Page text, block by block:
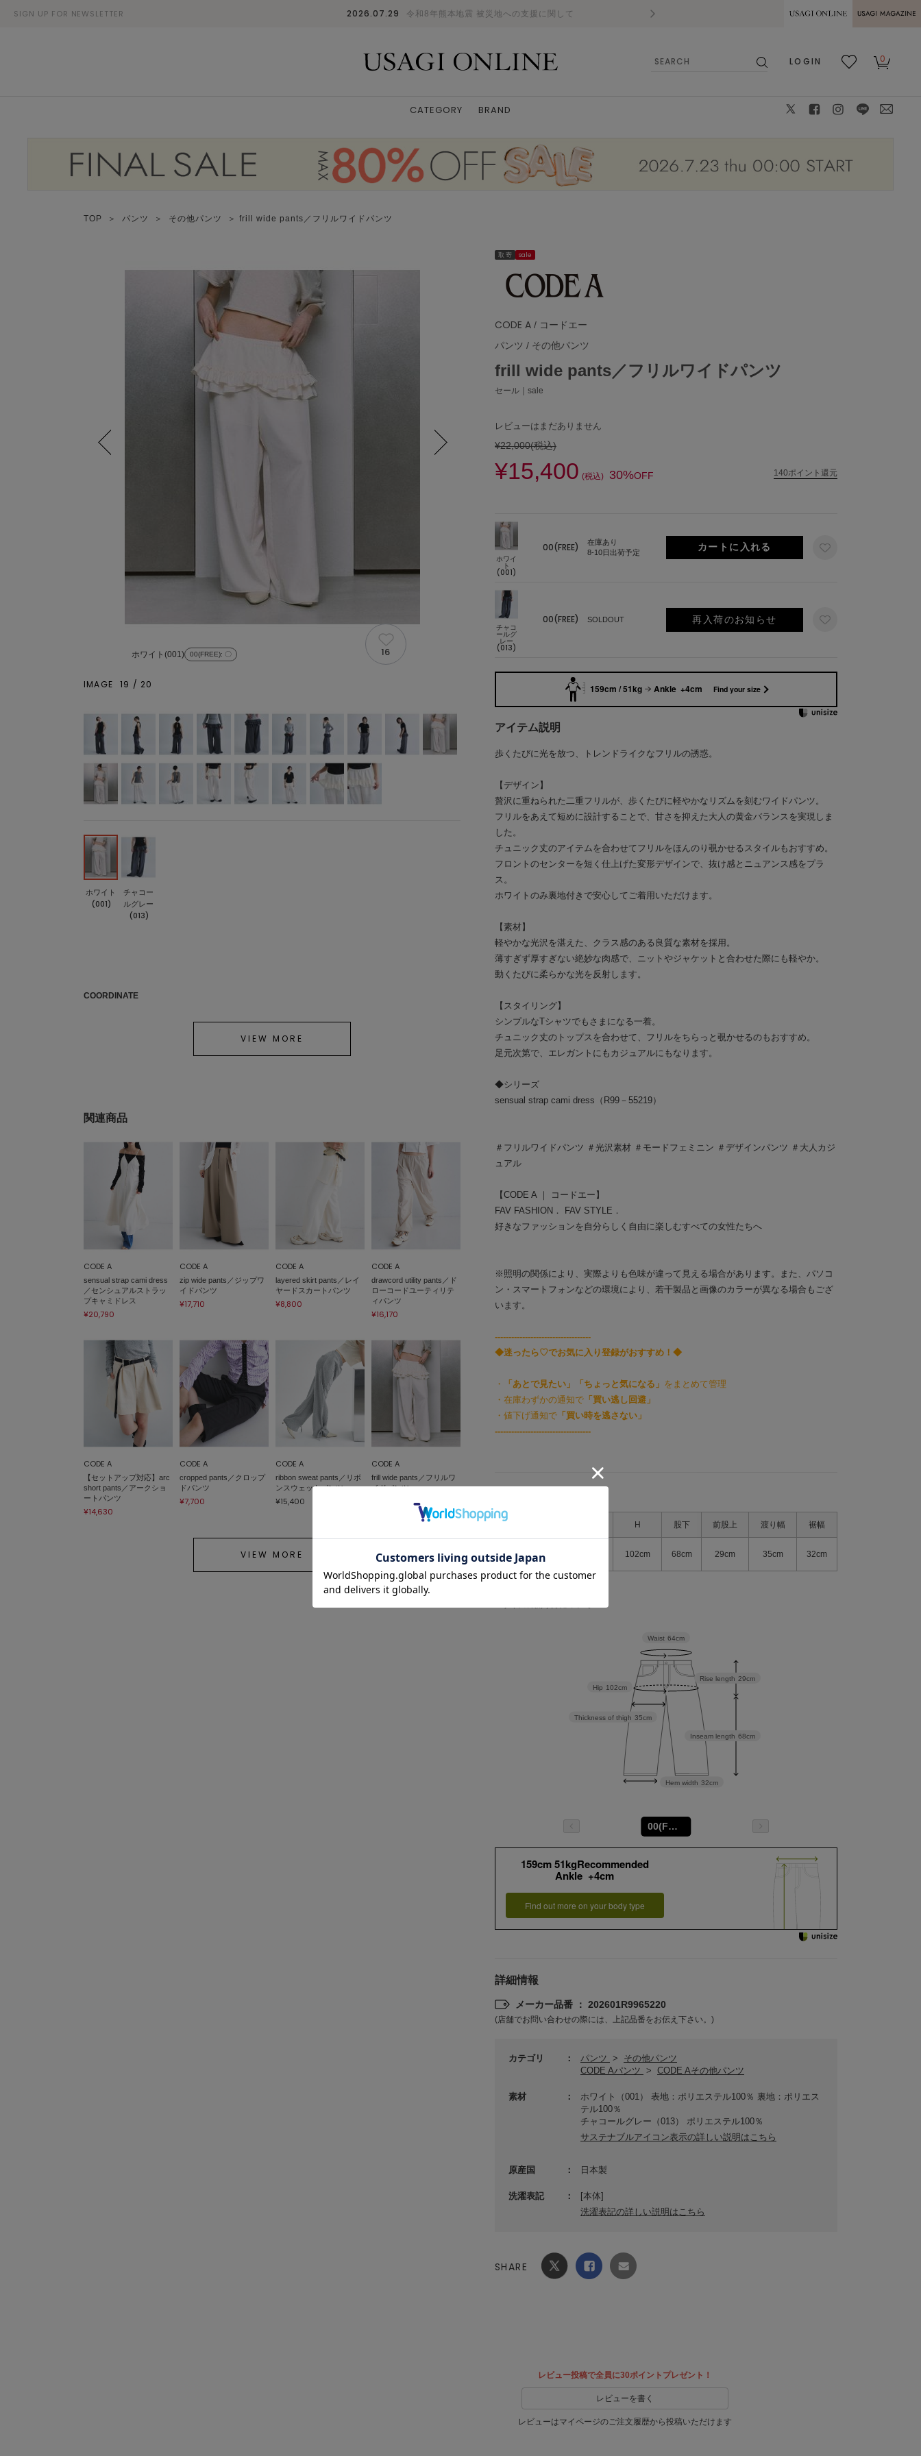
SIGN UP FOR NEWSLETTER 2026.07.29 令和8年熊本地震 被災地への支援に関して 熊本県熊本地方を震源とする地震の影響に
MAGAZINE
LOGIN
0
CATEGORY BRAND
TOP ＞ パンツ ＞ その他パンツ ＞ frill wide pants／フリルワイドパンツ
取 寄 sale
CODE A / コードエー
パンツ / その他パンツ
frill wide pants／フリルワイドパンツ
セール｜sale
レビューはまだありません
¥22,000(税込)
¥15,400 (税込) 30%OFF 140ポイント還元
ホワイ
ト
(001)
00(FREE)
在庫あり
8-10日出荷予定
チャコ
ールグ
レー
(013)
00(FREE) SOLDOUT 再入荷のお知らせ
159cm / 51kg Ankle +4cm Find your size
アイテム説明
歩くたびに光を放つ、トレンドライクなフリルの誘惑。
【デザイン】
贅沢に重ねられた二重フリルが、歩くたびに軽やかなリズムを刻むワイドパンツ。
フリルをあえて短めに設計することで、甘さを抑えた大人の黄金バランスを実現しま
した。
チュニック丈のアイテムを合わせてフリルをほんのり覗かせるスタイルもおすすめ。
フロントのセンターを短く仕上げた変形デザインで、抜け感とニュアンス感をプラ
ス。
ホワイトのみ裏地付きで安心してご着用いただけます。
【素材】
軽やかな光沢を湛えた、クラス感のある良質な素材を採用。
薄すぎず厚すぎない絶妙な肉感で、ニットやジャケットと合わせた際にも軽やか。
動くたびに柔らかな光を反射します。
【スタイリング】
シンプルなTシャツでもさまになる一着。
チュニック丈のトップスを合わせて、フリルをちらっと覗かせるのもおすすめ。
足元次第で、エレガントにもカジュアルにもなります。
◆シリーズ
sensual strap cami dress（R99－55219）
＃フリルワイドパンツ ＃光沢素材 ＃モードフェミニン ＃デザインパンツ ＃大人カジ
ュアル
【CODE A ｜ コードエー】
FAV FASHION． FAV STYLE．
好きなファッションを自分らしく自由に楽しむすべての女性たちへ
※照明の関係により、実際よりも色味が違って見える場合があります。また、パソコ
ン・スマートフォンなどの環境により、若干製品と画像のカラーが異なる場合もござ
います。
-----------------------------------
◆迷ったら♡でお気に入り登録がおすすめ！◆
・ 「あとで見たい」「ちょっと気になる」 をまとめて管理
・在庫わずかの通知で 「買い逃し回避」
・値下げ通知で 「買い時を逃さない」
-----------------------------------
H 股下 前股上 渡り幅 裾幅
00(FREE) 102cm 68cm 29cm 35cm 32cm
Inseam length 68cm
Rise length 29cm
Hem width 32cm
Thickness of thigh 35cm
Hip 102cm
Waist 64cm
00(FREE)
159cm 51kgRecommended
Ankle +4cm
Find out more on your body type
詳細情報
メーカー品番 ： 202601R9965220
(店舗でお問い合わせの際には、上記品番をお伝え下さい。)
カテゴリ パンツ >
その他パンツ
CODE Aパンツ > CODE Aその他パンツ
素材
ホワイト（001） 表地：ポリエステル100％ 裏地：ポリエス
テル100％
チャコールグレー（013） ポリエステル100％
サステナブルアイコン表示の詳しい説明はこちら
原産国 日本製
洗濯表記
[本体]
洗濯表記の詳しい説明はこちら
SHARE
ホワイト(001) 00(FREE): 〇
チャコールグレー(013) 00(FREE)
16
IMAGE 19 / 20
ホワイト
(001)
チャコー
ルグレー
(013)
COORDINATE
VIEW MORE
関連商品
CODE A
sensual strap cami dress
／センシュアルストラッ
プキャミドレス
¥20,790
CODE A
zip wide pants／ジップワ
イドパンツ
¥17,710
CODE A
layered skirt pants／レイ
ヤードスカートパンツ
¥8,800
CODE A
drawcord utility pants／ド
ローコードユーティリテ
ィパンツ
¥16,170
CODE A
【セットアップ対応】arc
short pants／アークショ
ートパンツ
¥14,630
CODE A
cropped pants／クロップ
ドパンツ
¥7,700
CODE A
ribbon sweat pants／リボ
ンスウェットパンツ
¥15,400
CODE A
frill wide pants／フリルワ
イドパンツ
VIEW MORE
レビュー投稿で全員に30ポイントプレゼント！
レビューを書く
レビューはマイページのご注文履歴から投稿いただけます